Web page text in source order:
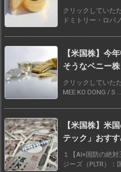
クリックしていた
ドミトリー・ロバ
【米国株】今
そうなペニー株
クリックしていた
MEE KO DONG / S ...
【米国株】米
テック」おす
１【AI×国防の絶
ジーズ（PLTR）：